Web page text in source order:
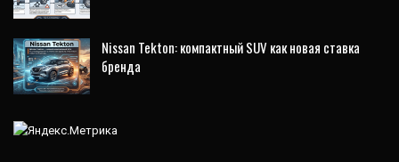
Nissan Tekton: компактный SUV как новая ставка
бренда